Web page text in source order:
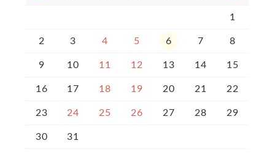
1
2 3 4 5 6 7 8
9 10 11 12 13 14 15
16 17 18 19 20 21 22
23 24 25 26 27 28 29
30 31